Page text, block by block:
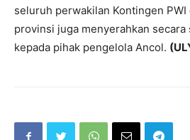
seluruh perwakilan Kontingen
provinsi juga menyerahkan
kepada pihak pengelola Ancol.